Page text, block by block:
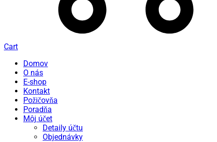
Cart
Domov
O nás
E-shop
Kontakt
Požičovňa
Poradňa
Môj účet
Detaily účtu
Objednávky